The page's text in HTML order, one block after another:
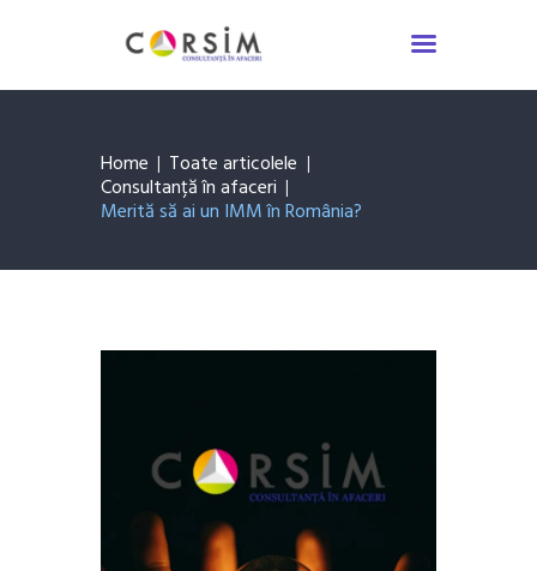
Home Toate articolele
Consultanță în afaceri
Merită să ai un IMM în România?
Servicii Consultanță
De știut
Contact